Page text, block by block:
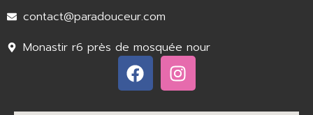
contact@paradouceur.com
Monastir r6 près de mosquée nour